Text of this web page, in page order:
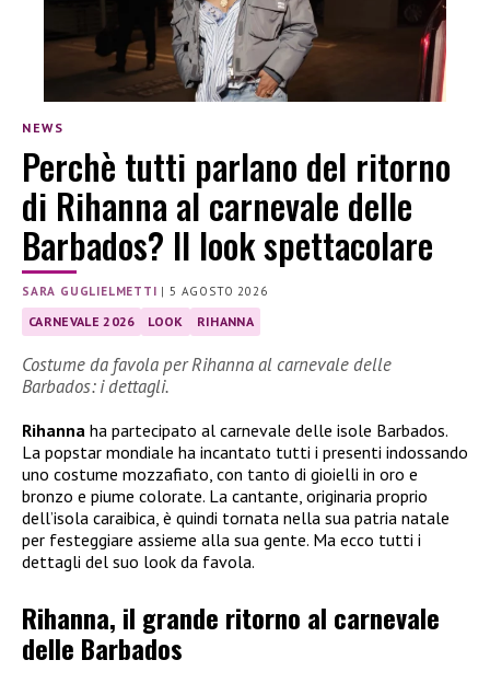
NEWS
Perchè tutti parlano del ritorno
di Rihanna al carnevale delle
Barbados? Il look spettacolare
SARA GUGLIELMETTI | 5 AGOSTO 2026
CARNEVALE 2026 LOOK RIHANNA
Costume da favola per Rihanna al carnevale delle
Barbados: i dettagli.
Rihanna ha partecipato al carnevale delle isole Barbados.
La popstar mondiale ha incantato tutti i presenti indossando
uno costume mozzafiato, con tanto di gioielli in oro e
bronzo e piume colorate. La cantante, originaria proprio
dell’isola caraibica, è quindi tornata nella sua patria natale
per festeggiare assieme alla sua gente. Ma ecco tutti i
dettagli del suo look da favola.
Rihanna, il grande ritorno al carnevale
delle Barbados